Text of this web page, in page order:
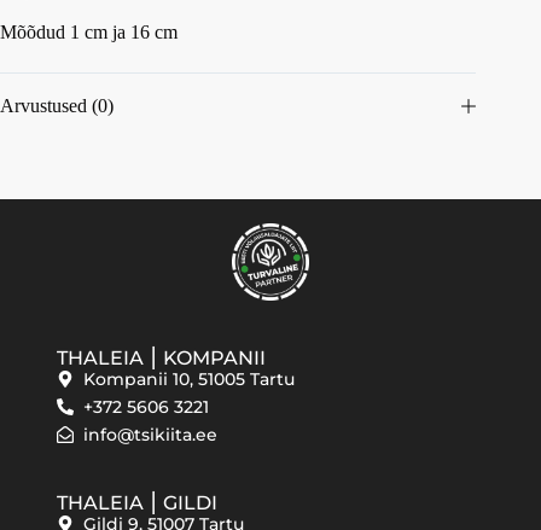
Mõõdud 1 cm ja 16 cm
Arvustused (0)
THALEIA ⎮ KOMPANII
Kompanii 10, 51005 Tartu
+372 5606 3221
info@tsikiita.ee
THALEIA ⎮ GILDI
Gildi 9, 51007 Tartu